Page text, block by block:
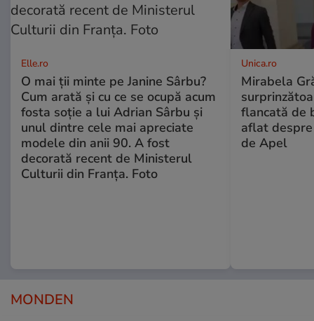
Elle.ro
O mai ții minte pe Janine Sârbu?
Cum arată și cu ce se ocupă acum
fosta soție a lui Adrian Sârbu și
unul dintre cele mai apreciate
modele din anii 90. A fost
decorată recent de Ministerul
Culturii din Franța. Foto
Unica.ro
Mirabela
flancată de
aflat
de Apel
MONDEN